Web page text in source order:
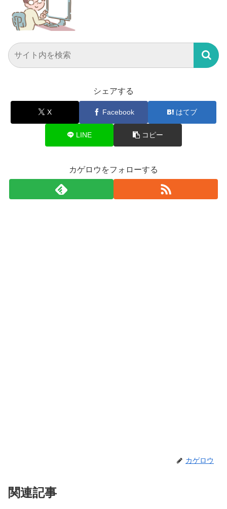
シェアする
X Facebook はてブ
LINE コピー
カゲロウをフォローする
カゲロウ
関連記事